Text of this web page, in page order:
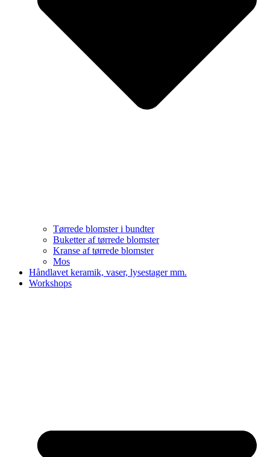
Tørrede blomster i bundter
Buketter af tørrede blomster
Kranse af tørrede blomster
Mos
Håndlavet keramik, vaser, lysestager mm.
Workshops